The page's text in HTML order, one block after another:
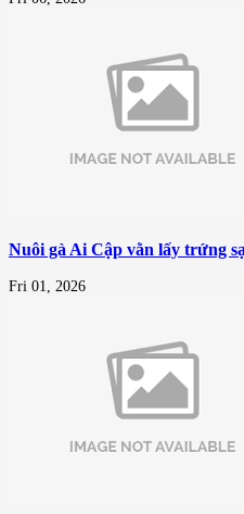
Nuôi gà Ai Cập vằn lấy trứng
Fri 01, 2026